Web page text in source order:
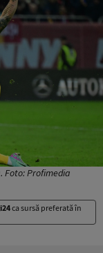
Foto: Profimedia
ca sursă preferată în